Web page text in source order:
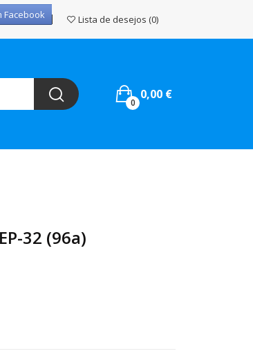
Facebook
Lista de desejos 0
0,00 €
0
32 (96a)